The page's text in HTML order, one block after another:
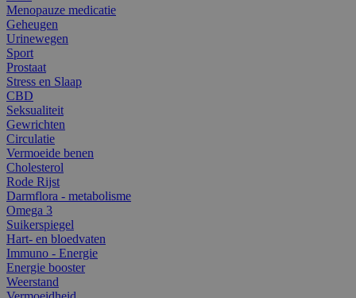
Menopauze medicatie
Geheugen
Urinewegen
Sport
Prostaat
Stress en Slaap
CBD
Seksualiteit
Gewrichten
Circulatie
Vermoeide benen
Cholesterol
Rode Rijst
Darmflora - metabolisme
Omega 3
Suikerspiegel
Hart- en bloedvaten
Immuno - Energie
Energie booster
Weerstand